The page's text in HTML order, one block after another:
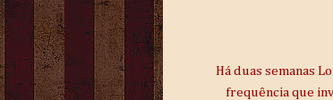
Há duas semanas
frequência que